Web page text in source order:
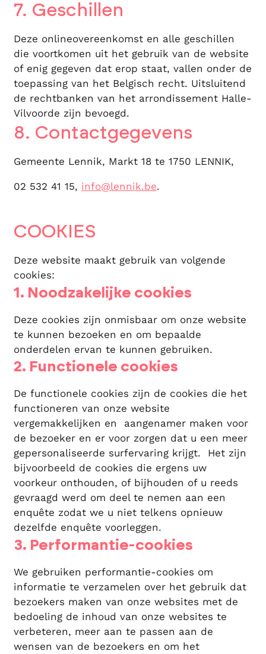
7. Geschillen
Deze onlineovereenkomst en alle geschillen
die voortkomen uit het gebruik van de website
of enig gegeven dat erop staat, vallen onder de
toepassing van het Belgisch recht. Uitsluitend
de rechtbanken van het arrondissement Halle-
Vilvoorde zijn bevoegd.
8. Contactgegevens
Gemeente Lennik, Markt 18 te 1750 LENNIK,
02 532 41 15, info@lennik.be.
COOKIES
Deze website maakt gebruik van volgende
cookies:
1. Noodzakelijke cookies
Deze cookies zijn onmisbaar om onze website
te kunnen bezoeken en om bepaalde
onderdelen ervan te kunnen gebruiken.
2. Functionele cookies
De functionele cookies zijn de cookies die het
functioneren van onze website
vergemakkelijken en aangenamer maken voor
de bezoeker en er voor zorgen dat u een meer
gepersonaliseerde surfervaring krijgt. Het zijn
bijvoorbeeld de cookies die ergens uw
voorkeur onthouden, of bijhouden of u reeds
gevraagd werd om deel te nemen aan een
enquête zodat we u niet telkens opnieuw
dezelfde enquête voorleggen.
3. Performantie-cookies
We gebruiken performantie-cookies om
informatie te verzamelen over het gebruik dat
bezoekers maken van onze websites met de
bedoeling de inhoud van onze websites te
verbeteren, meer aan te passen aan de
wensen van de bezoekers en om het